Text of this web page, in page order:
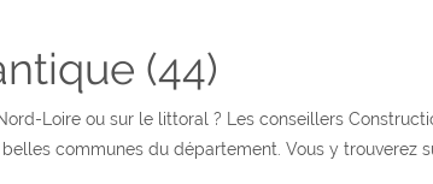
(44)
Loire ou sur le littoral ? Les conseillers
belles communes du département. Vous y trouverez